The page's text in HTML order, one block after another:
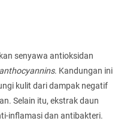
senyawa antioksidan
anthocyannins. Kandungan ini
kulit dari dampak negatif
Selain itu, ekstrak daun
inflamasi dan antibakteri.